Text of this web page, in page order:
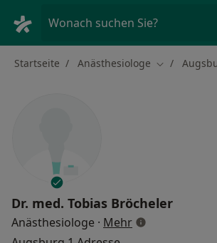
Wonach suchen Sie?
Startseite Anästhesiologe Stadt ändern
Dr. med. Tobias Bröcheler
Anästhesiologe · Mehrüber